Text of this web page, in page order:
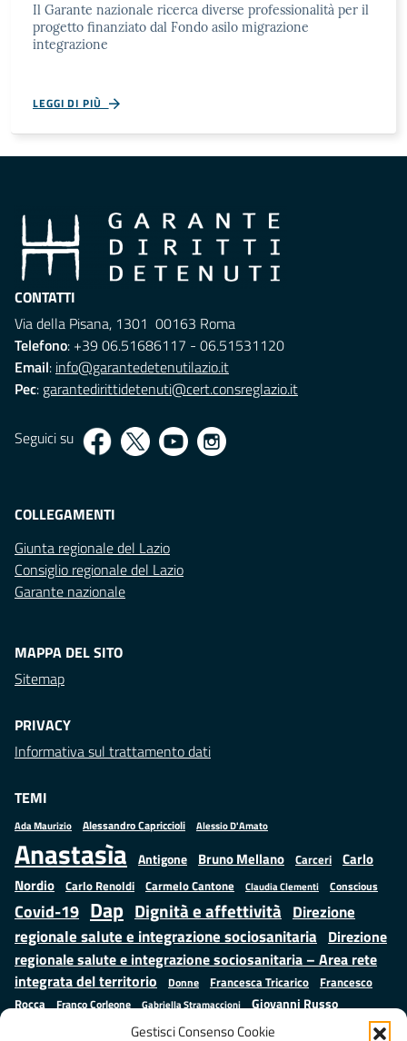
Gestisci Consenso Cookie
Il Garante nazionale ricerca diverse professionalità per il
progetto finanziato dal Fondo asilo migrazione
integrazione
LEGGI DI PIÙ
CONTATTI
Via della Pisana, 1301 00163 Roma
Telefono: +39 06.51686117 - 06.51531120
Email: info@garantedetenutilazio.it
Pec: garantedirittidetenuti@cert.consreglazio.it
Seguici su
COLLEGAMENTI
Giunta regionale del Lazio
Consiglio regionale del Lazio
Garante nazionale
MAPPA DEL SITO
Sitemap
PRIVACY
Informativa sul trattamento dati
TEMI
Ada Maurizio Alessandro Capriccioli Alessio D'Amato
Anastasìa Antigone Bruno Mellano Carceri
Carlo
Nordio Carlo Renoldi Carmelo Cantone Claudia Clementi Conscious
Covid-19 Dap Dignità e affettività Direzione
regionale salute e integrazione sociosanitaria Direzione
regionale salute e integrazione sociosanitaria – Area rete
integrata del territorio
Donne Francesca Tricarico
Francesco
Rocca
Franco Corleone Gabriella Stramaccioni Giovanni Russo
Giuseppe Emanuele Cangemi Istruzione e cultura